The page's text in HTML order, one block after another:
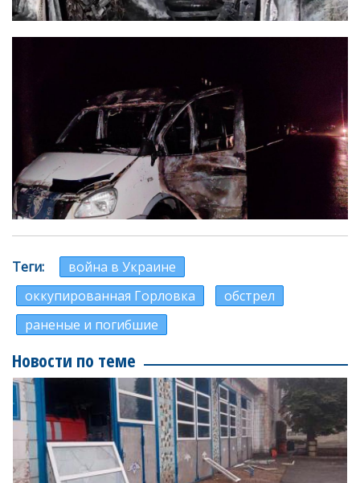
Теги
война в Украине
оккупированная Горловка
обстрел
раненые и погибшие
Новости по теме